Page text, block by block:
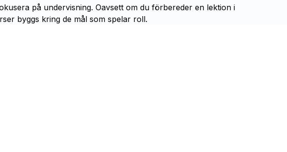
på undervisning. Oavsett om du förbereder en lektion i
byggs kring de mål som spelar roll.